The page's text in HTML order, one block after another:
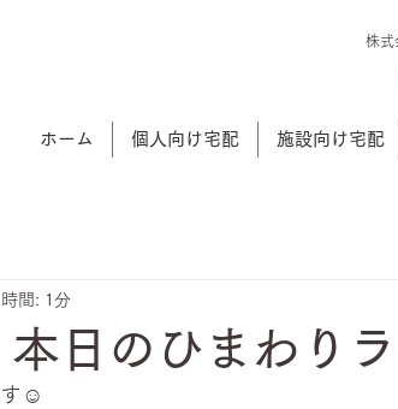
株式
ホーム 個人向け宅配 施設向け宅配
日のひまわり
間: 1分
す☺